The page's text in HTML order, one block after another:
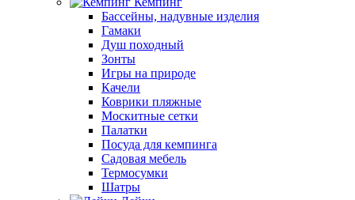
Бассейны, надувные изделия
Гамаки
Душ походный
Зонты
Игры на природе
Качели
Коврики пляжные
Москитные сетки
Палатки
Посуда для кемпинга
Садовая мебель
Термосумки
Шатры